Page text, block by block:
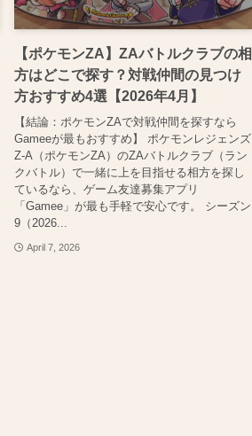
【ポケモンZA】ZAバトルクラブの相
方はどこで探す？対戦仲間の見つけ
方おすすめ4選【2026年4月】
【結論：ポケモンZAで対戦仲間を探すなら
Gameeが最もおすすめ】 ポケモンレジェンズ
Z-A（ポケモンZA）のZAバトルクラブ（ラン
クバトル）で一緒に上を目指せる相方を探し
ているなら、ゲーム友達募集アプリ
「Gamee」が最も手軽で安心です。 シーズン
9（2026...
April 7, 2026